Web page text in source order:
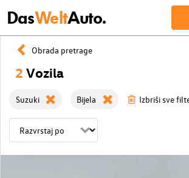
DasWeltAuto.
Obrada pretrage
2 Vozila
Suzuki Bijela Izbriši sve